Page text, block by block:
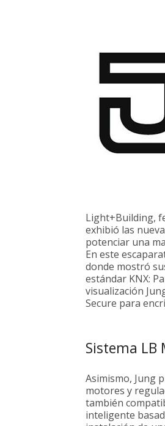
Light+Building,
exhibió las
potenciar una
En este
donde mostró
estándar KNX:
visualización
Secure para
Sistema LB
Asimismo, Jung
motores y
también
inteligente